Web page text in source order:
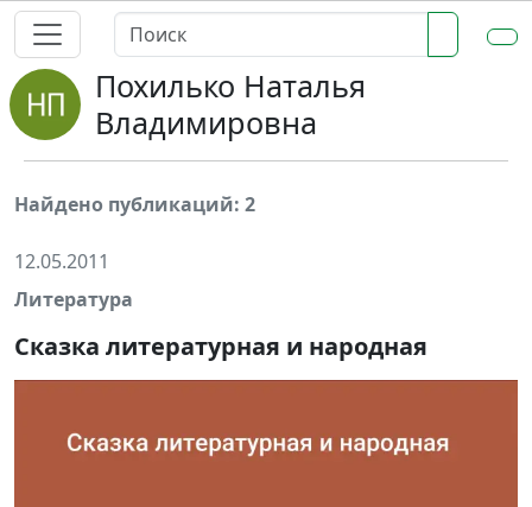
Похилько Наталья
Владимировна
Найдено публикаций: 2
12.05.2011
Литература
Сказка литературная и народная